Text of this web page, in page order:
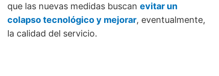
que las nuevas medidas buscan evitar un
colapso tecnológico y mejorar, eventualmente,
la calidad del servicio.